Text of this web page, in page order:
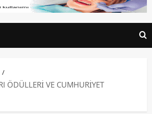
ÖDÜLLERİ VE CUMHURİYET